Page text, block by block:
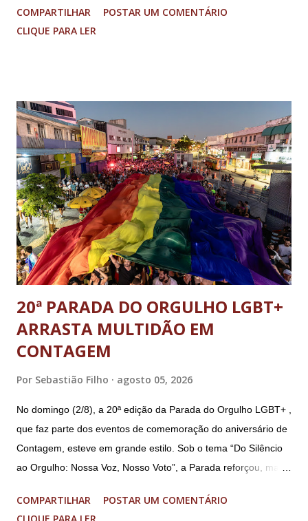
(PGR): o deputado federal Alexandre Ramagem, ex-diretor da
Agência Brasileira de Inteligência (Abin); o almirante Almir
Segurança Institucional (GSI); o tenente-coronel Mauro Cid,
ex-ajudante de ordens de Bolsonaro (réu-colaborador); o ex-
presidente da República Jair Bolsonaro; o general Paulo
Sérgio Nogueira, ex-ministro da Defesa; e o general da
reserva Walter Braga Netto, ex-ministro da Casa Civil e da
Defesa. A acusação envolveu os crimes de tentativa de
abolição violenta do Estado Democrático de Direito, golpe de
E...
COMPARTILHAR
POSTAR UM COMENTÁRIO
CLIQUE PARA LER
20ª PARADA DO ORGULHO LGBT+
ARRASTA MULTIDÃO EM
CONTAGEM
Por Sebastião Filho agosto 05, 2026
No domingo (2/8), a 20ª edição da Parada do Orgulho LGBT+ ,
que faz parte dos eventos de comemoração do aniversário de
Contagem, esteve em grande estilo. Sob o tema “Do Silêncio
ao Orgulho: Nossa Voz, Nosso Voto”, a Parada reforçou, mais
município. A concentração foi na Praça da Glória, que estava
COMPARTILHAR
POSTAR UM COMENTÁRIO